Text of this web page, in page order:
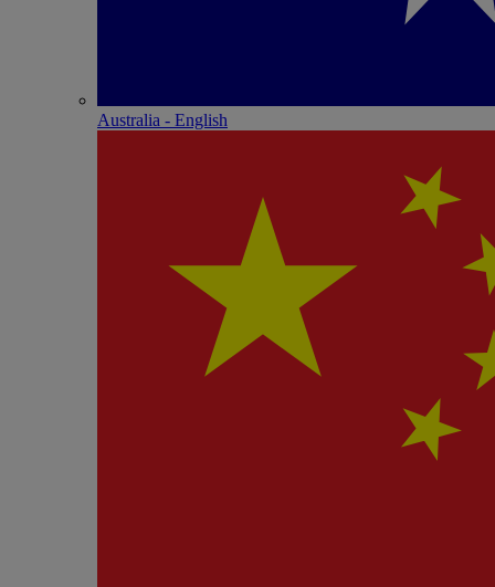
Australia - English